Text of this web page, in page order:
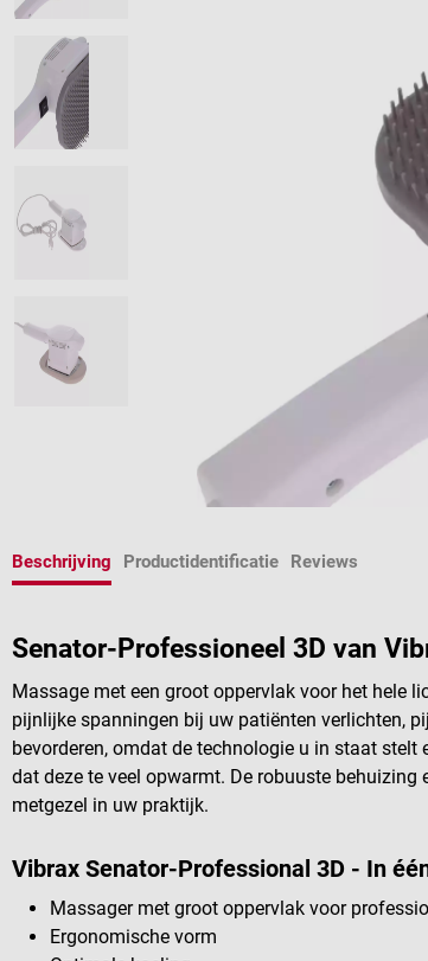
Beschrijving Productidentificatie Reviews
Senator-Professioneel 3D van
Massage met een groot oppervlak voor het hele
pijnlijke spanningen bij uw patiënten verlichten,
bevorderen, omdat de technologie u in staat
dat deze te veel opwarmt. De robuuste
metgezel in uw praktijk.
Vibrax Senator-Professional 3D - In
Massager met groot oppervlak voor
Ergonomische vorm